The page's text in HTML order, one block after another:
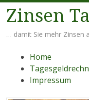
Zinsen
… damit Sie mehr Zinsen
Menü
Zum
Inhalt
springen
Home
Impressum